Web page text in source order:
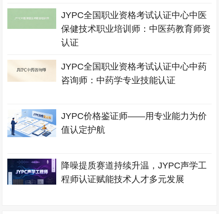
JYPC全国职业资格考试认证中心中医
保健技术职业培训师：中医药教育师资
认证
JYPC全国职业资格考试认证中心中药
咨询师：中药学专业技能认证
JYPC价格鉴证师——用专业能力为价
值认定护航
降噪提质赛道持续升温，JYPC声学工
程师认证赋能技术人才多元发展